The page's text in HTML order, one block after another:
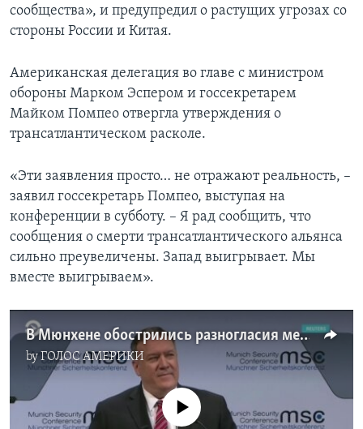
сообщества», и предупредил о растущих угрозах со
стороны России и Китая.
Американская делегация во главе с министром
обороны Марком Эспером и госсекретарем
Майком Помпео отвергла утверждения о
трансатлантическом расколе.
«Эти заявления просто… не отражают реальность, –
заявил госсекретарь Помпео, выступая на
конференции в субботу. – Я рад сообщить, что
сообщения о смерти трансатлантического альянса
сильно преувеличены. Запад выигрывает. Мы
вместе выигрываем».
В Мюнхене обострились разногласия между США и Европой
byГОЛОС АМЕРИКИ
No media source currently available